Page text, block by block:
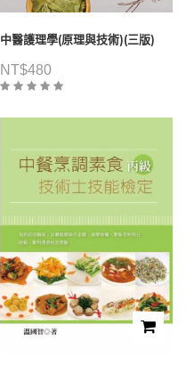
中醫護理學(原理與技術)(三版)
NT$480